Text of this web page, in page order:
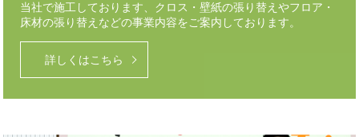
当社で施工しております、クロス・壁紙の張り替えやフロア・
床材の張り替えなどの事業内容をご案内しております。
詳しくはこちら